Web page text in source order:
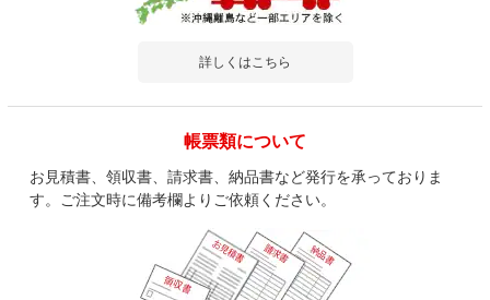
詳しくはこちら
帳票類について
お見積書、領収書、請求書、納品書など発行を承っておりま
す。ご注文時に備考欄よりご依頼ください。